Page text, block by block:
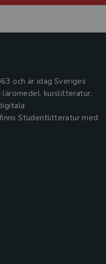
och är idag Sveriges
kurslitteratur,
Studentlitteratur med